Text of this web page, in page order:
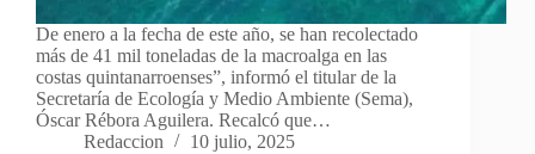
De enero a la fecha de este año, se han recolectado
más de 41 mil toneladas de la macroalga en las
costas quintanarroenses”, informó el titular de la
Secretaría de Ecología y Medio Ambiente (Sema),
Óscar Rébora Aguilera. Recalcó que…
Redaccion
10 julio, 2025